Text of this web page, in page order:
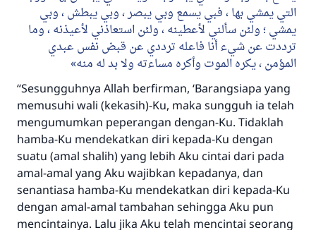
التي يمشي بها ، فبي يسمع وبي يبصر ، وبي يبطش ، وبي
يمشي ؛ ولئن سألني لأعطينه ، ولئن استعاذني لأعيذنه ، وما
ترددت عن شيء أنا فاعله ترددي عن قبض نفس عبدي
المؤمن ، يكره الموت وأكره مساءته ولا بد له منه
“Sesungguhnya Allah berfirman, ‘Barangsiapa yang
memusuhi wali (kekasih)-Ku, maka sungguh ia telah
mengumumkan peperangan dengan-Ku. Tidaklah
hamba-Ku mendekatkan diri kepada-Ku dengan
suatu (amal shalih) yang lebih Aku cintai dari pada
amal-amal yang Aku wajibkan kepadanya, dan
senantiasa hamba-Ku mendekatkan diri kepada-Ku
dengan amal-amal tambahan sehingga Aku pun
mencintainya. Lalu jika Aku telah mencintai seorang